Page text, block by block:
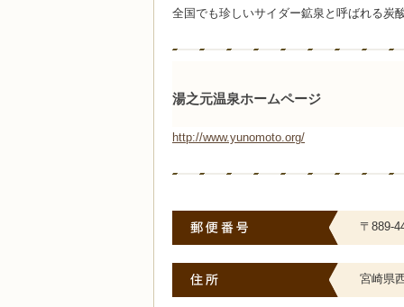
全国でも珍しいサイダー鉱泉と呼ばれる炭
湯之元温泉ホームページ
http://www.yunomoto.org/
〒889-
宮崎県